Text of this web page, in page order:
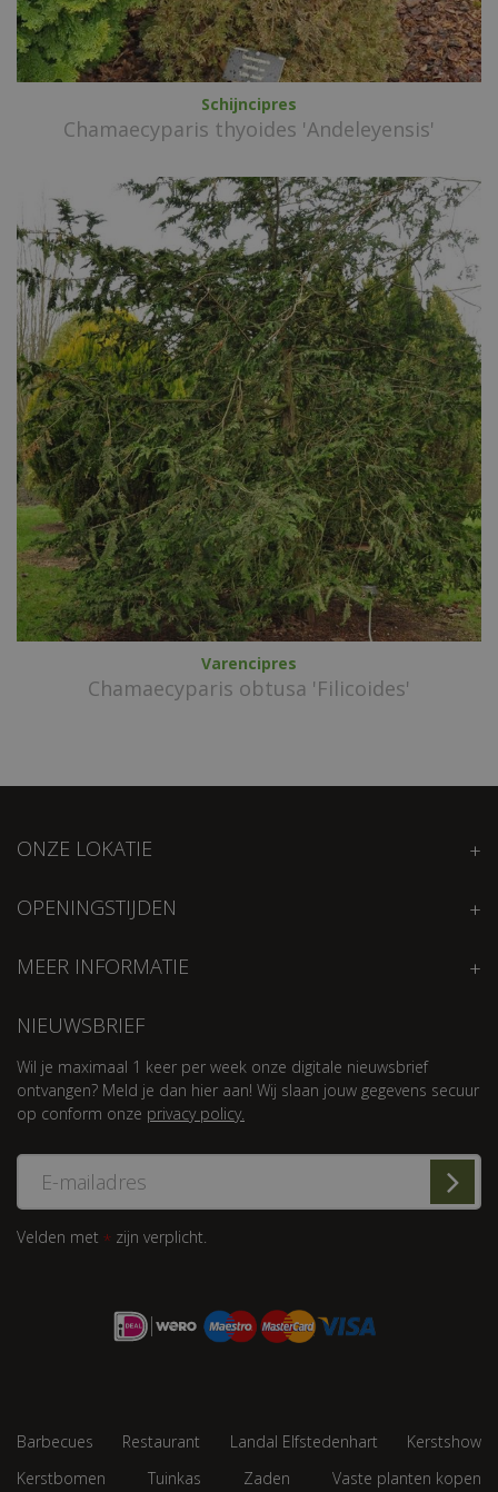
Schijncipres
Chamaecyparis thyoides 'Andeleyensis'
Varencipres
Chamaecyparis obtusa 'Filicoides'
ONZE LOKATIE
OPENINGSTIJDEN
MEER INFORMATIE
NIEUWSBRIEF
Wil je maximaal 1 keer per week onze digitale nieuwsbrief
ontvangen? Meld je dan hier aan! Wij slaan jouw gegevens secuur
op conform onze privacy policy.
Velden met * zijn verplicht.
Barbecues Restaurant Landal Elfstedenhart
Kerstshow
Kerstbomen
Tuinkas Zaden Vaste planten kopen